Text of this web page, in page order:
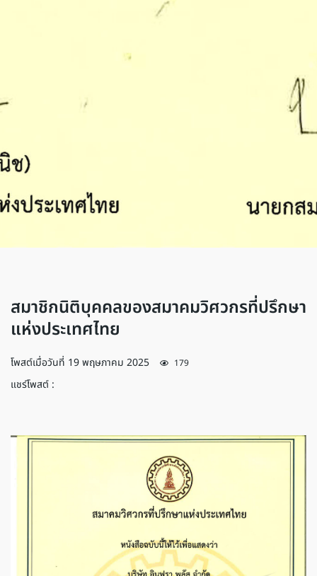
สมาชิกนิติบุคคลของสมาคมวิศวกรที่ปรึกษา
แห่งประเทศไทย
โพสต์เมื่อวันที่ 19 พฤษภาคม 2025 179
แชร์โพสต์ :